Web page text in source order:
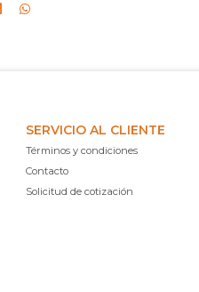
SERVICIO AL CLIENTE
Términos y condiciones
Contacto
Solicitud de cotización